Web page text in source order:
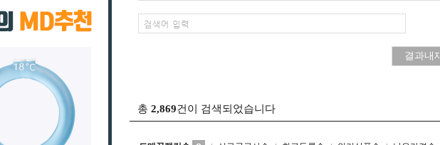
총 2,869건이 검색되었습니다